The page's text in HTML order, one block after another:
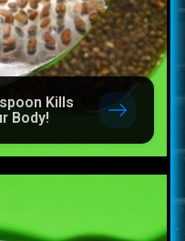
Kills
Body!